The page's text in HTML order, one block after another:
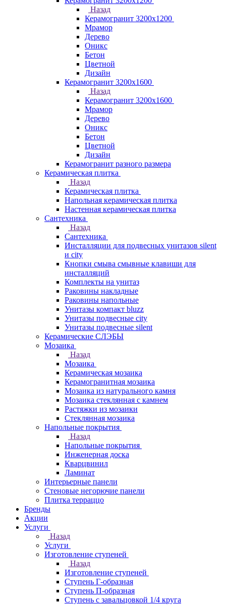
Назад
Керамогранит 3200х1200
Мрамор
Дерево
Оникс
Бетон
Цветной
Дизайн
Керамогранит 3200х1600
Назад
Керамогранит 3200х1600
Мрамор
Дерево
Оникс
Бетон
Цветной
Дизайн
Керамогранит разного размера
Керамическая плитка
Назад
Керамическая плитка
Напольная керамическая плитка
Настенная керамическая плитка
Сантехника
Назад
Сантехника
Инсталляции для подвесных унитазов silent
и city
Кнопки смыва смывные клавиши для
инсталляций
Комплекты на унитаз
Раковины накладные
Раковины напольные
Унитазы компакт bluzz
Унитазы подвесные city
Унитазы подвесные silent
Керамические СЛЭБЫ
Мозаика
Назад
Мозаика
Керамическая мозаика
Керамогранитная мозаика
Мозаика из натурального камня
Мозаика стеклянная с камнем
Растяжки из мозаики
Стеклянная мозаика
Напольные покрытия
Назад
Напольные покрытия
Инженерная доска
Кварцвинил
Ламинат
Интерьерные панели
Стеновые негорючие панели
Плитка терраццо
Бренды
Акции
Услуги
Назад
Услуги
Изготовление ступеней
Назад
Изготовление ступеней
Ступень Г-образная
Ступень П-образная
Ступень с завальцовкой 1/4 круга